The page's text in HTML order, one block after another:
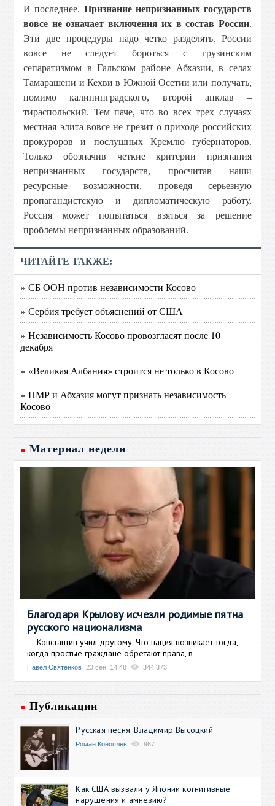
И последнее. Признание непризнанных государств
вовсе не означает включения их в состав России.
Эти две процедуры надо четко разделять. России
вовсе не следует бороться с грузинским
сепаратизмом в Гальском районе Абхазии, в селах
Тамарашени и Кехви в Южной Осетии или получать,
помимо калининградского, второй анклав –
тираспольский. Тем паче, что во всех трех случаях
местная элита вовсе не грезит о приходе российских
прокуроров и послушных Кремлю губернаторов.
Только обозначив четкие критерии признания
непризнанных государств, просчитав наши
ресурсные возможности, проведя серьезную
пропагандистскую и дипломатическую работу,
Россия может попытаться взяться за решение
проблемы непризнанных образований.
ЧИТАЙТЕ ТАКЖЕ:
» СБ ООН против независимости Косово
» Сербия требует объяснений от США
» Независимость Косово провозгласят после 10
декабря
» «Великая Албания» строится не только в Косово
» ПМР и Абхазия могут признать независимость
Косово
Материал недели
Благодаря Крылову исчезли родимые пятна
русского национализма
Константин учил другому. Что нация возникает тогда,
когда простые граждане обретают права, в
Павел Святенков 23 сен, 14:48 344 373
Публикации
Русская песня. Владимир Высоцкий
Роман Коноплев 967
Как США вызвали у Японии когнитивные
нарушения и амнезию?